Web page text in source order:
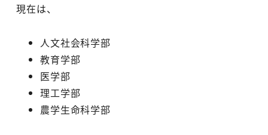
現在は、
人文社会科学部
教育学部
医学部
理工学部
農学生命科学部